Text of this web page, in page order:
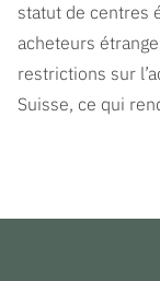
statut de centres
acheteurs
restrictions sur
Suisse, ce qui